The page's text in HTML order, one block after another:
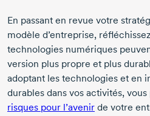
En passant en revue votre
modèle d’entreprise,
technologies numériques
version plus propre et plus
adoptant les technologies et en
durables dans vos activités, vous
risques pour l’avenir de votre